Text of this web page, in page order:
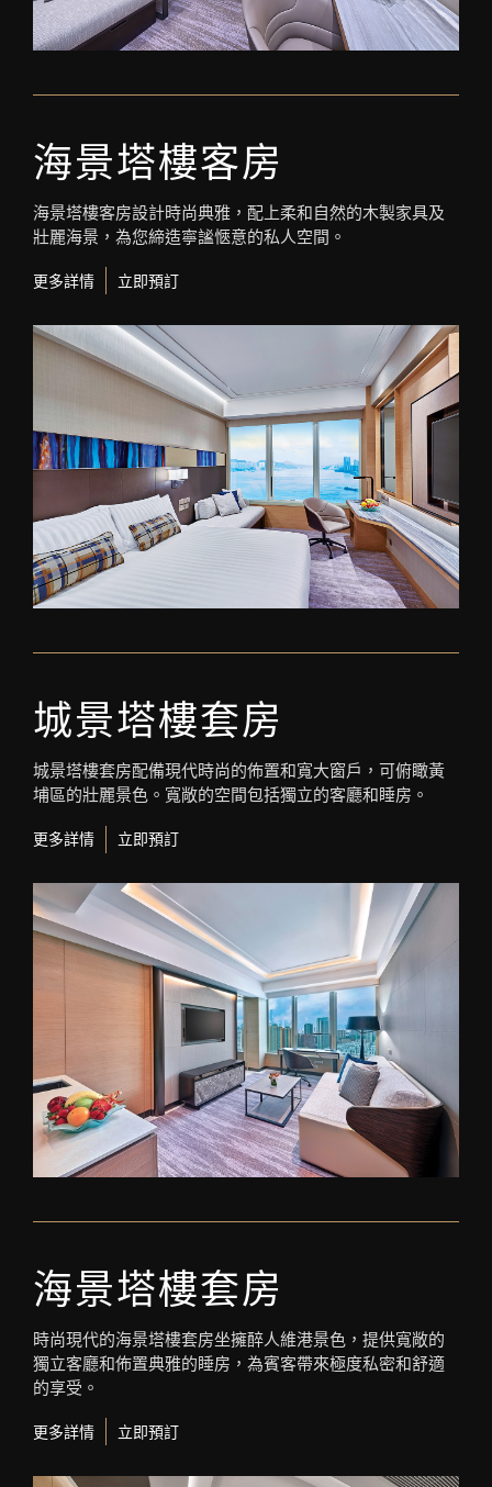
海景塔樓客房
海景塔樓客房設計時尚典雅，配上柔和自然的木製家具及
壯麗海景，為您締造寧謐愜意的私人空間。
更多詳情 立即預訂
城景塔樓套房
城景塔樓套房配備現代時尚的佈置和寬大窗戶，可俯瞰黃
埔區的壯麗景色。寬敞的空間包括獨立的客廳和睡房。
更多詳情 立即預訂
海景塔樓套房
時尚現代的海景塔樓套房坐擁醉人維港景色，提供寬敞的
獨立客廳和佈置典雅的睡房，為賓客帶來極度私密和舒適
的享受。
更多詳情 立即預訂